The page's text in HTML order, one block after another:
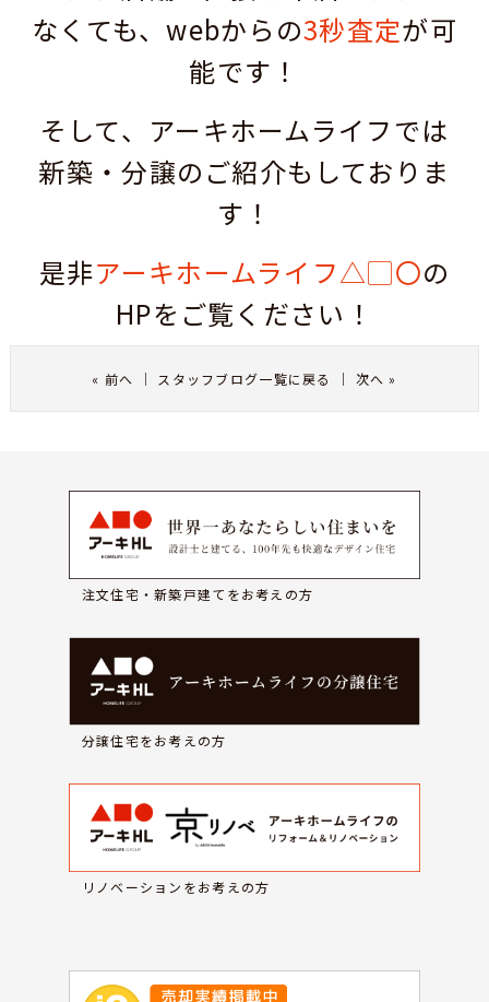
なくても、webからの3秒査定が可
能です！
そして、アーキホームライフでは
新築・分譲のご紹介もしておりま
す！
是非アーキホームライフ△▢〇の
HPをご覧ください！
« 前へ ｜ スタッフブログ一覧に戻る ｜ 次へ »
注文住宅・新築戸建てをお考えの方
分譲住宅をお考えの方
リノベーションをお考えの方